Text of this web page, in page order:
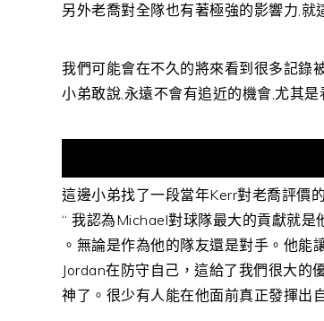
另外老喬對全隊也有著極強的影響力,就
我們可能會在不久的將來看到很多記錄
小弟敢說,永遠不會有追近的機會,尤其
這邊小弟找了一段當年Kerr對老喬評價
“ 我認為Michael對球隊最大的貢獻就
。無論是作為他的隊友還是對手。他能
Jordan在防守自己，這給了我們很大的
神了。很少有人能在他面前真正發揮出